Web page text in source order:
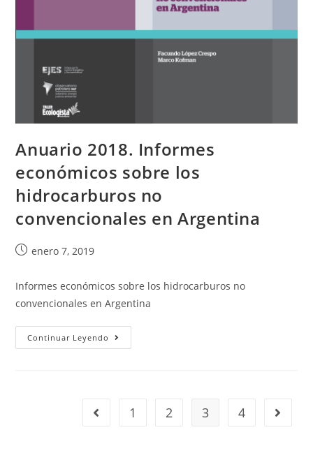
Anuario 2018. Informes
económicos sobre los
hidrocarburos no
convencionales en Argentina
enero 7, 2019
Informes económicos sobre los hidrocarburos no
convencionales en Argentina
Continuar Leyendo
1 2 3 4